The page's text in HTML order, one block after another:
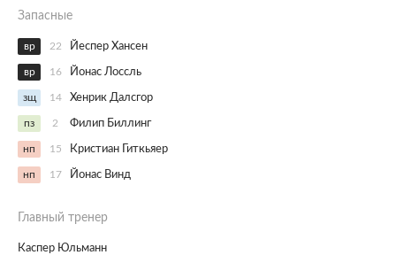
Запасные
вр 22 Йеспер Хансен
вр 16 Йонас Лоссль
зщ 14 Хенрик Далсгор
пз 2 Филип Биллинг
нп 15 Кристиан Гиткьяер
нп 17 Йонас Винд
Главный тренер
Каспер Юльманн